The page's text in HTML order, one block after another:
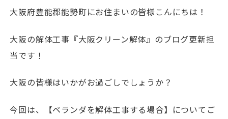
大阪府豊能郡能勢町にお住まいの皆様こんにちは！
大阪の解体工事『大阪クリーン解体』のブログ更新担
当です！
大阪の皆様はいかがお過ごしでしょうか？
今回は、【ベランダを解体工事する場合】についてご